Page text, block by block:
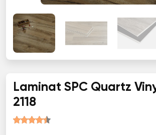
Laminat SPC Quartz
2118